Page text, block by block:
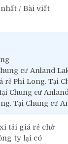
/ Bài viết
cư Anland
Phi Long. Tại
Chung cư
Tại Chung cư
tải giá rẻ chở
ty lại có